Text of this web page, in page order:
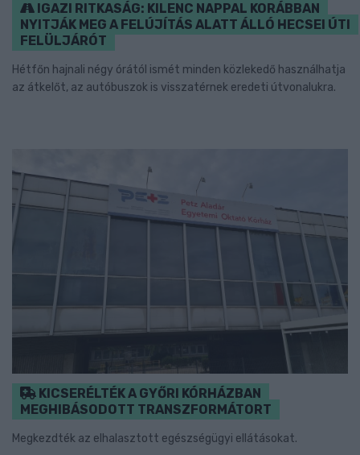
IGAZI RITKASÁG: KILENC NAPPAL KORÁBBAN
NYITJÁK MEG A FELÚJÍTÁS ALATT ÁLLÓ HECSEI ÚTI
FELÜLJÁRÓT
Hétfőn hajnali négy órától ismét minden közlekedő használhatja
az átkelőt, az autóbuszok is visszatérnek eredeti útvonalukra.
KICSERÉLTÉK A GYŐRI KÓRHÁZBAN
MEGHIBÁSODOTT TRANSZFORMÁTORT
Megkezdték az elhalasztott egészségügyi ellátásokat.